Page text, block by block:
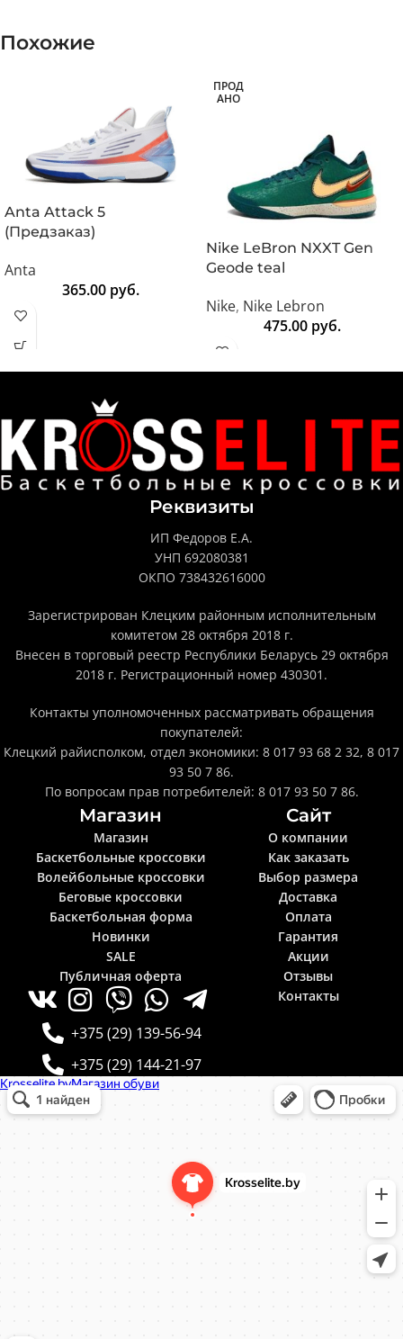
Похожие
Anta Attack 5
(Предзаказ)
Anta
365.00 руб.
ПРОД
АНО
Nike LeBron NXXT Gen
Geode teal
Nike, Nike Lebron
475.00 руб.
Реквизиты
ИП Федоров Е.А.
УНП 692080381
ОКПО 738432616000
Зарегистрирован Клецким районным исполнительным
комитетом 28 октября 2018 г.
Внесен в торговый реестр Республики Беларусь 29 октября
2018 г. Регистрационный номер 430301.
Контакты уполномоченных рассматривать обращения
покупателей:
Клецкий райисполком, отдел экономики: 8 017 93 68 2 32, 8 017
93 50 7 86.
По вопросам прав потребителей: 8 017 93 50 7 86.
Магазин
Магазин
Баскетбольные кроссовки
Волейбольные кроссовки
Беговые кроссовки
Баскетбольная форма
Новинки
SALE
Публичная оферта
+375 (29) 139-56-94
+375 (29) 144-21-97
Сайт
О компании
Как заказать
Выбор размера
Доставка
Оплата
Гарантия
Акции
Отзывы
Контакты
Krosselite.by
Информационный интернет-сайт в Минске